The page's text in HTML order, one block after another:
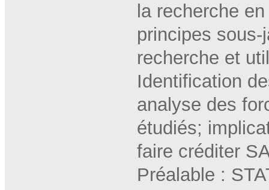
la recherche
principes
recherche et
Identification
analyse des
étudiés;
faire créditer
Préalable :